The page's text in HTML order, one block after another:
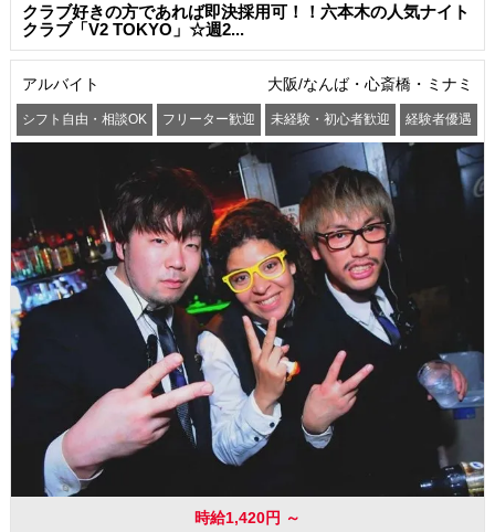
クラブ好きの方であれば即決採用可！！六本木の人気ナイト
クラブ「V2 TOKYO」☆週2...
アルバイト 大阪/なんば・心斎橋・ミナミ
シフト自由・相談OK フリーター歓迎 未経験・初心者歓迎 経験者優遇
時給1,420円 ～